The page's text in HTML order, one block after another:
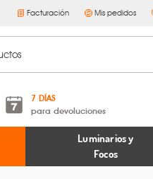
Facturación Mis pedidos
7 DÍAS
para devoluciones
Términos y condiciones
Políticas de devolucionesLuminarios y
Focos